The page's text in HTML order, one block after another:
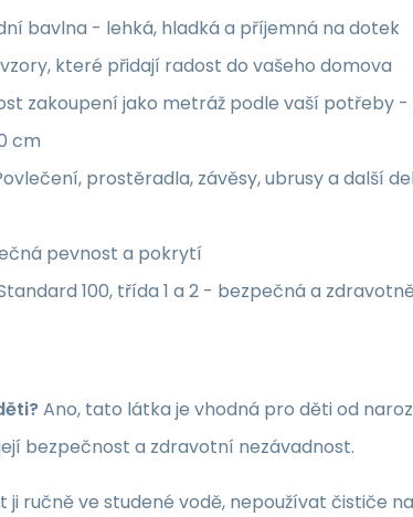
bavlna - lehká, hladká a příjemná na dotek
které přidají radost do vašeho domova
zakoupení jako metráž podle vaší potřeby
cm
prostěradla, závěsy, ubrusy a další
pevnost a pokrytí
100, třída 1 a 2 - bezpečná a
Ano, tato látka je vhodná pro děti od
její bezpečnost a zdravotní nezávadnost.
ručně ve studené vodě, nepoužívat čističe